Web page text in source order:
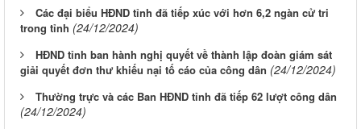
Các đại biểu HĐND tỉnh đã tiếp xúc với hơn 6,2 ngàn cử tri
trong tỉnh (24/12/2024)
HĐND tỉnh ban hành nghị quyết về thành lập đoàn giám sát
giải quyết đơn thư khiếu nại tố cáo của công dân (24/12/2024)
Thường trực và các Ban HĐND tỉnh đã tiếp 62 lượt công dân
(24/12/2024)